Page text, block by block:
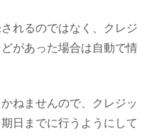
れるのではなく、クレジ
があった場合は自動で情
ねませんので、クレジッ
日までに行うようにして